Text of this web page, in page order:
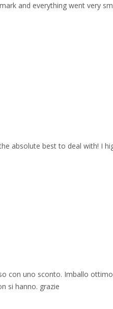
and everything went very
absolute best to deal with! I
con uno sconto. Imballo
si hanno. grazie